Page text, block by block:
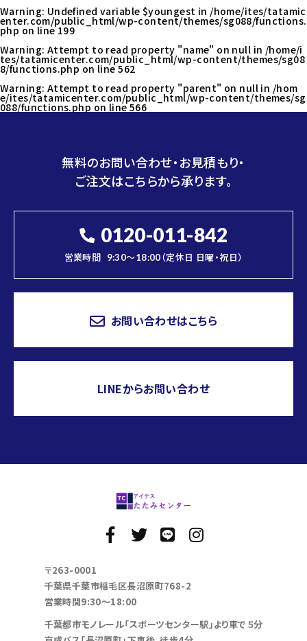
Warning: Undefined variable $youngest in /home/ites/tatamic
enter.com/public_html/wp-content/themes/sg088/functions.
php on line199
Warning: Attempt to read property "name" on null in /home/i
tes/tatamicenter.com/public_html/wp-content/themes/sg08
8/functions.php on line562
Warning: Attempt to read property "parent" on null in /hom
e/ites/tatamicenter.com/public_html/wp-content/themes/sg
088/functions.php on line566
無料のお問い合わせ・お見積もり・
ご注文はこちらから承ります。
0120-011-842
営業時間 9:30～18:00（定休日 日曜・祝日）
お問い合わせはこちら
LINEからお問い合わせ
〒263-0001
千葉県千葉市稲毛区長沼原町768-2
営業時間9:30～18:00
千葉都市モノレール「スポーツセンター駅」より車で５分